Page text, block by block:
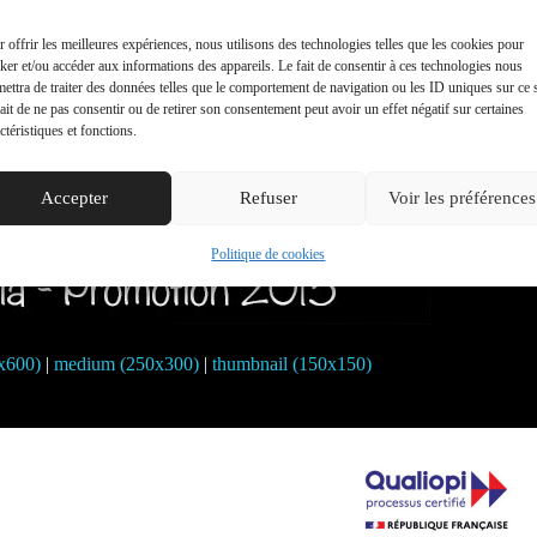
offrir les meilleures expériences, nous utilisons des technologies telles que les cookies pour
et/ou accéder aux informations des appareils. Le fait de consentir à ces technologies nous
de traiter des données telles que le comportement de navigation ou les ID uniques sur ce
de ne pas consentir ou de retirer son consentement peut avoir un effet négatif sur certaines
et fonctions.
Accepter Refuser Voir les préférences
Politique de cookies
| medium (250x300)| thumbnail (150x150)